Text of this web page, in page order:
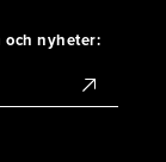
och nyheter: